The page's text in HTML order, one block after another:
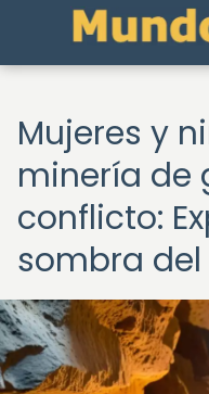
Mujeres y
minería de
conflicto:
sombra